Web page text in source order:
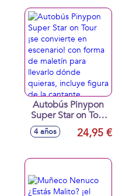
articulación! incluye
pelota de fitness
Autobús Pinypon
Super Star on Tour
¡se convierte en
escenario! con
para llevarlo dónde
figura de la
cantante
4 años 24,95 €